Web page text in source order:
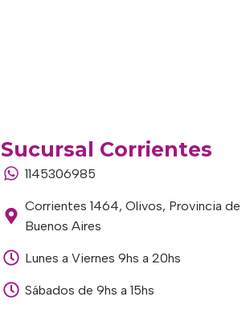
Sucursal Corrientes
1145306985
Corrientes 1464, Olivos, Provincia de
Buenos Aires
Lunes a Viernes 9hs a 20hs
Sábados de 9hs a 15hs